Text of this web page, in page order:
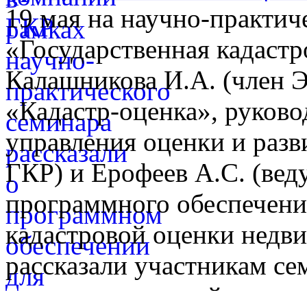
19 мая на научно-
«Государственная
Калашникова И.А. (член
«Кадастр-оценка»,
управления оценки и
ГКР) и Ерофеев А.С.
программного
кадастровой оценки
рассказали участникам